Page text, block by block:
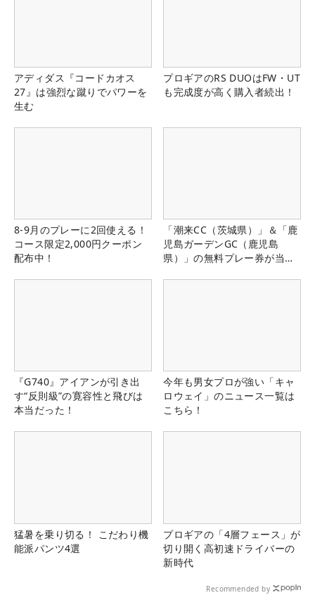
アディダス『コードカオス
27』は強烈な蹴りでパワーを
生む
プロギアのRS DUOはFW・UT
も完成度が高く購入者続出！
8-9月のプレーに2回使える！
コース限定2,000円クーポン
配布中！
「潮来CC（茨城県）」＆「鹿
児島ガーデンGC（鹿児島
県）」の無料プレー券が当た
『G740』アイアンが引き出
す“反則級”の寛容性と飛びは
本当だった！
今年も男女プロが強い「キャ
ロウェイ」のニュース一覧は
こちら！
猛暑を乗り切る！ こだわり機
能派パンツ4選
プロギアの「4層フェース」が
切り開く高初速ドライバーの
新時代
Recommended by